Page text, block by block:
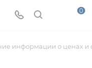
0
информации о ценах и